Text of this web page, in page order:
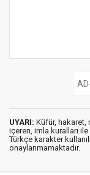
UYARI: Küfür, hakaret,
içeren, imla kuralları ile
Türkçe karakter
onaylanmamaktadır.